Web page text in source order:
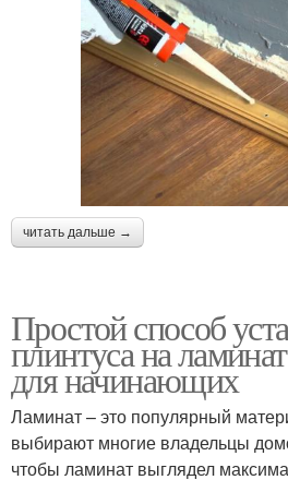
читать дальше →
Простой способ
плинтуса на
для начинающих
Ламинат – это популярный
выбирают многие владельцы
чтобы ламинат выглядел